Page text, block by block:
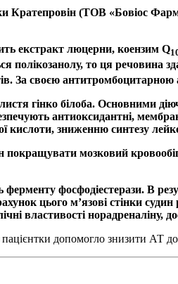
­Кратепровін (ТОВ «Бовіос
екстракт люцерни, коен­зим Q
полікозанолу, то ця
За своєю
гінко білоба. Основними
антиоксидантні,
кислоти, зниженню синтезу
покращувати мозковий
фосфодіестерази. В
цього м’язові стінки
властивості
допомогло знизити